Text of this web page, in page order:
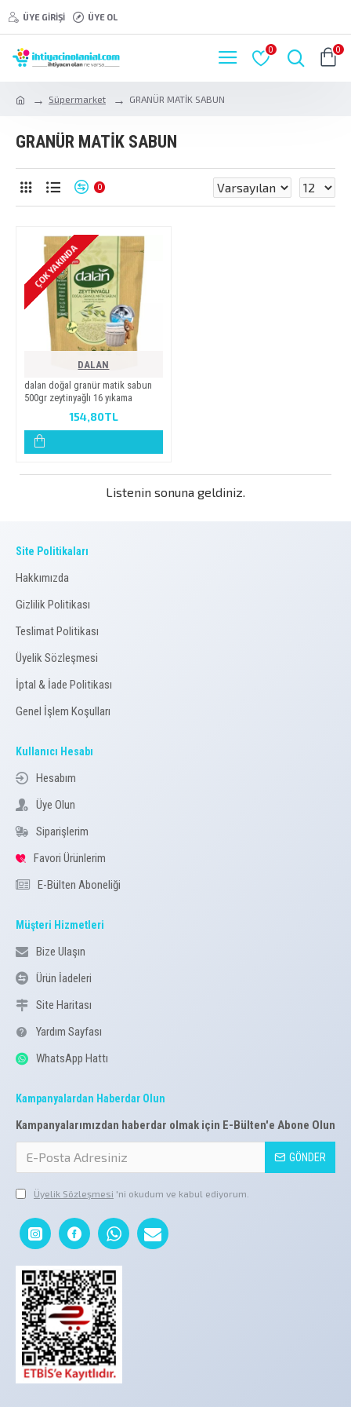
ÜYE GIRIŞI ÜYE OL
0 0
Süpermarket GRANÜR MATİK SABUN
GRANÜR MATİK SABUN
0
ÇOK YAKINDA
DALAN
dalan doğal granür mati̇k sabun
500gr zeyti̇nyağli 16 yikama
154,80TL
Listenin sonuna geldiniz.
Site Politikaları
Hakkımızda
Gizlilik Politikası
Teslimat Politikası
Üyelik Sözleşmesi
İptal & İade Politikası
Genel İşlem Koşulları
Kullanıcı Hesabı
Hesabım
Üye Olun
Siparişlerim
Favori Ürünlerim
E-Bülten Aboneliği
Müşteri Hizmetleri
Bize Ulaşın
Ürün İadeleri
Site Haritası
Yardım Sayfası
WhatsApp Hattı
Kampanyalardan Haberdar Olun
Kampanyalarımızdan haberdar olmak için E-Bülten'e Abone Olun
GÖNDER
Üyelik Sözleşmesi 'ni okudum ve kabul ediyorum.